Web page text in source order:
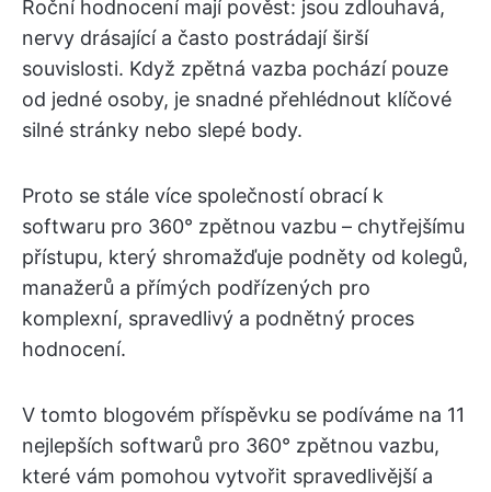
Roční hodnocení mají pověst: jsou zdlouhavá,
nervy drásající a často postrádají širší
souvislosti. Když zpětná vazba pochází pouze
od jedné osoby, je snadné přehlédnout klíčové
silné stránky nebo slepé body.
Proto se stále více společností obrací k
softwaru pro 360° zpětnou vazbu – chytřejšímu
přístupu, který shromažďuje podněty od kolegů,
manažerů a přímých podřízených pro
komplexní, spravedlivý a podnětný proces
hodnocení.
V tomto blogovém příspěvku se podíváme na 11
nejlepších softwarů pro 360° zpětnou vazbu,
které vám pomohou vytvořit spravedlivější a